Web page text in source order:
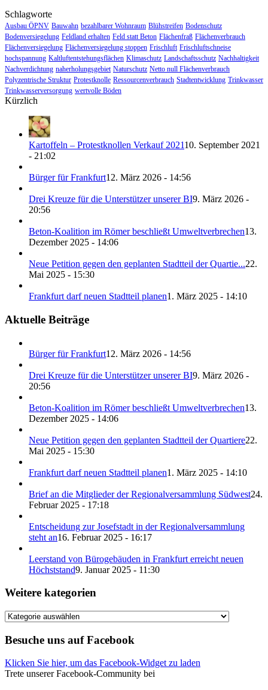
Schlagworte
Ausbau ÖPNV Bauwahn bezahlbarer Wohnraum Blühstreifen Bodenschutz
Bodenversiegelung Feldland erhalten Feld statt Beton Flächenfraß Flächenverbrauch
Flächenversiegelung Flächenversiegelung stoppen Frischluft Frischluftschneise
hochspannung Kaltluftentstehungsflächen Klimaschutz Landschaftsschutz Nachhaltigkeit
Nachverdichtung naherholungsgebiet Naturschutz Netto null Flächenverbrauch
Polyzentrische Struktur Protestknolle Ressourcenverbrauch Stadtentwicklung Trinkwasser
Trinkwasserversorgung wertvolle Böden
Kürzlich
Kartoffeln – Protestknollen Verkauf 202110. September 2021
- 21:02
Bürger für Frankfurt12. März 2026 - 14:56
Drei Kreuze für die Unterstützer unserer BI9. März 2026 -
20:56
Beton-Koalition im Römer beschließt Umweltverbrechen13.
Dezember 2025 - 14:06
Neue Petition gegen den geplanten Stadtteil der Quartie...22.
Mai 2025 - 15:30
Frankfurt darf neuen Stadtteil planen1. März 2025 - 14:10
Aktuelle Beiträge
Bürger für Frankfurt12. März 2026 - 14:56
Drei Kreuze für die Unterstützer unserer BI9. März 2026 -
20:56
Beton-Koalition im Römer beschließt Umweltverbrechen13.
Dezember 2025 - 14:06
Neue Petition gegen den geplanten Stadtteil der Quartiere22.
Mai 2025 - 15:30
Frankfurt darf neuen Stadtteil planen1. März 2025 - 14:10
Brief an die Mitglieder der Regionalversammlung Südwest24.
Februar 2025 - 17:18
Entscheidung zur Josefstadt in der Regionalversammlung
steht an16. Februar 2025 - 16:17
Leerstand von Bürogebäuden in Frankfurt erreicht neuen
Höchststand9. Januar 2025 - 11:30
Weitere kategorien
Weitere
Besuche uns auf Facebook
Klicken Sie hier, um das Facebook-Widget zu laden
Trete unserer Facebook-Community bei